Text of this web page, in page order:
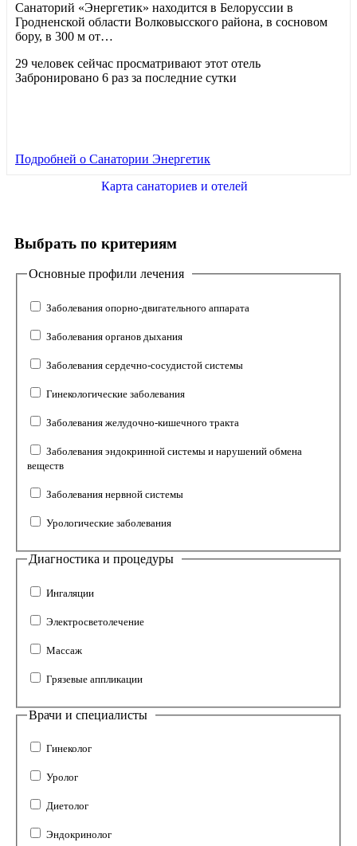
Санаторий «Энергетик» находится в Белоруссии в
Гродненской области Волковысского района, в сосновом
бору, в 300 м от…
29 человек сейчас просматривают этот отель
Забронировано 6 раз за последние сутки
Подробней о Санатории Энергетик
Карта санаториев и отелей
Выбрать по критериям
Основные профили лечения
Заболевания опорно-двигательного аппарата
Заболевания органов дыхания
Заболевания сердечно-сосудистой системы
Гинекологические заболевания
Заболевания желудочно-кишечного тракта
Заболевания эндокринной системы и нарушений обмена
веществ
Заболевания нервной системы
Урологические заболевания
Диагностика и процедуры
Ингаляции
Электросветолечение
Массаж
Грязевые аппликации
Врачи и специалисты
Гинеколог
Уролог
Диетолог
Эндокринолог